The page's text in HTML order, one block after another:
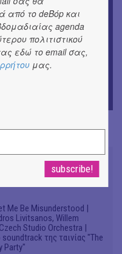
Milivojević
Me Be Misunderstood |
Livitsanos, Willem
Studio Orchestra |
της ταινίας "The
Party"
από το deBόp και
agenda
πολιτιστικού
εδώ το email σας,
μας.